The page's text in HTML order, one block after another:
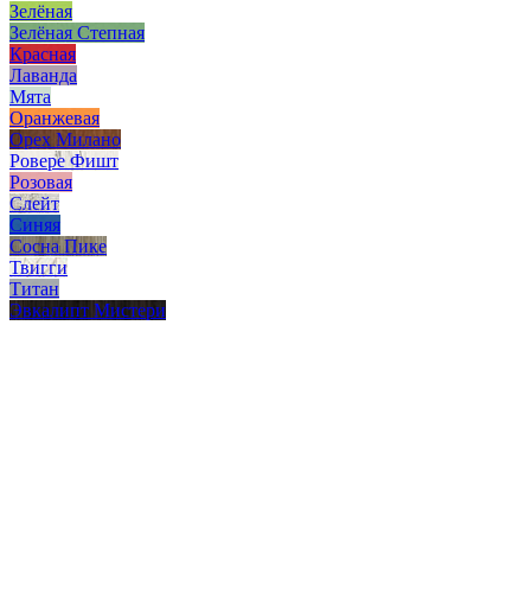
Зелёная
Зелёная Степная
Красная
Лаванда
Мята
Оранжевая
Орех Милано
Ровере Фишт
Розовая
Слейт
Синяя
Сосна Пике
Твигги
Титан
Эвкалипт Мистери